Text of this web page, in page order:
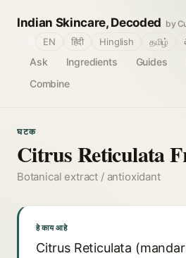
Indian Skincare, Decoded by
Ask Ingredients Guides
Combine
EN हिंदी Hinglish தமிழ்
घटक
Citrus Reticulata
Botanical extract / antioxidant
हे काय आहे
Citrus Reticulata